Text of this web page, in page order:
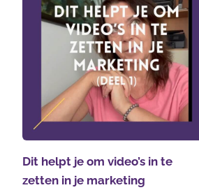
Dit helpt je om video’s in te
zetten in je marketing